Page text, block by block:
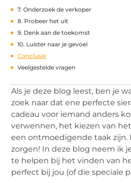
7. Onderzoek de verkoper
8. Probeer het uit
9. Denk aan de toekomst
10. Luister naar je gevoel
Conclusie
Veelgestelde vragen
Als je deze blog leest, ben je
zoek naar dat ene perfecte
cadeau voor iemand anders
verwennen, het kiezen van
een ontmoedigende taak zijn.
zorgen! In deze blog neem ik
te helpen bij het vinden van
perfect bij jou (of die speciale